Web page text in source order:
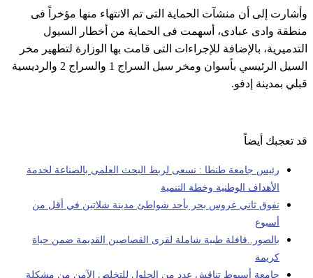
وأشارت إلى أن منشآت الحماية التى تم الانتهاء منها مؤخراً فى
منطقة وادى عبادى، أسهمت فى الحماية من أخطار السيول
التدميرية، بالإضافة للإجراءات التى قامت بها الوزارة لتطهير مخر
السيل الرئيسي بأسوان ومخر سيل السراج 1 والسراج 2 والرديسية
قبلي بمدينة إدفو.
قد تعجبك أيضاً
رئيس جامعة طنطا : نسعى لربط البحث العلمى بالصناعة لخدمة
الأهداف الوطنية وخطة التنمية
نفوق ثاني عروس بحر بأحد شواطئ مدينة شلاتين في أقل من
أسبوع
بالصور..قافلة طبية شاملة لقرى القصاصين القديمة ضمن حياة
كريمة
جامعة أسيوط تناقش عدد من الحلول للتخلص الآمن من مشكلة